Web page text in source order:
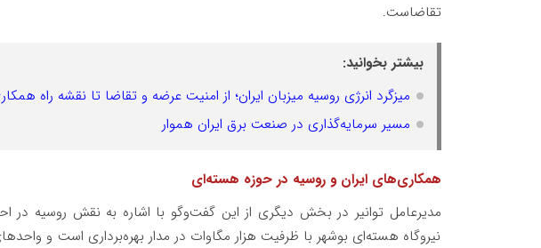
تقاضاست.
بیشتر بخوانید:
میزگرد انرژی روسیه میزبان ایران؛ از امنیت عرضه و تقاضا تا نقشه راه
مسیر سرمایه‌گذاری در صنعت برق ایران هموار
همکاری‌های ایران و روسیه در حوزه هسته‌ای
مدیرعامل توانیر در بخش دیگری از این گفت‌وگو با اشاره به نقش روسیه در
نیروگاه هسته‌ای بوشهر با ظرفیت هزار مگاوات در مدار بهره‌برداری است و